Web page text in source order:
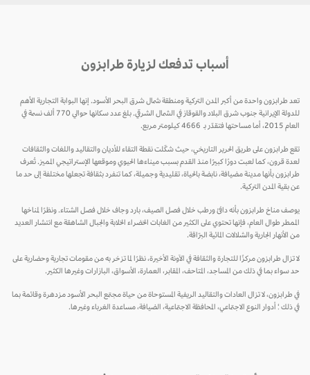
أسباب تدفعك لزيارة طرابزون
تعد طرابزون واحدة من أكبر المدن التركية ومنطقة شمال شرق البحر الأسود. إنها البوابة التجارية الأهم
للدولة الإيرانية جنوب شرق البلاد والقوقاز في الشمال الشرقي. بلغ عدد سكانها حوالي 770 ألف نسمة في
العام 2015، أما مساحتها فتقدّر بـ 4666 كيلومتر مربع.
تقع طرابزون على طريق الحرير التاريخي، حيث شكّلت نقطة التقاء للأديان والتقاليد واللغات والثقافات
لعدة قرون، كما لعبت دورًا كبيرًا منذ القدم بسبب ميناءها الحيوي وموقعها الإستراتيجي المميز. تُعرف
طرابزون بأنها مدينة مضيافة، نابضة بالحياة، تقليدية وجميلة، كما تنفرد بثقافة تجعلها مختلفة إلى حد ما
عن بقية المدن التركية.
يوصف مناخ طرابزون بأنه دافئ ورطب خلال فصل الصيف، بارد وجاف خلال فصل الشتاء. ونظرًا لمناخها
الممطر طوال العام، فإنها تحتوي على الكثير من الغابات الخضراء الخلابة والجبال الشاهقة مع انتشار العديد
من الأنهار الجارية والشلالات المائية البرّاقة.
لا تزال طرابزون مركزًا للتجارة والثقافة في الآونة الأخيرة، نظرًا لما تزخر به من مقومات تجارية وحضارية على
حد سواء بما في ذلك من المساجد، المتاحف، المقابر، العمارة، الأسواق، البازارات وغيرها الكثير.
في طرابزون، لا تزال العادات والتقاليد الريفية المستوحاة من حياة مجتمع البحر الأسود مزدهرة وقائمة بما
في ذلك ؛ أدوار النوع الاجتماعي، المحافظة الاجتماعية، الضيافة، مساعدة الغرباء وغيرها.